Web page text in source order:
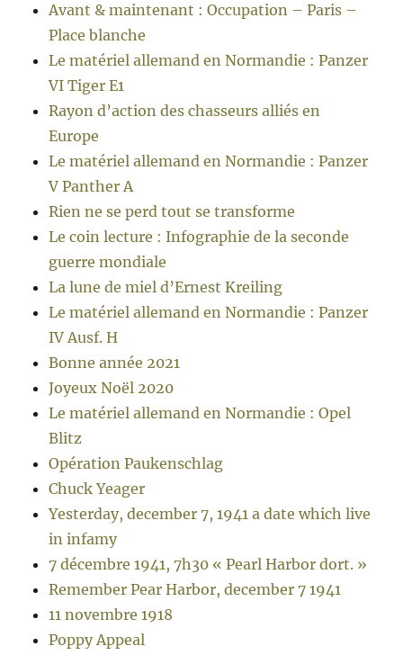
Avant & maintenant : Occupation – Paris –
Place blanche
Le matériel allemand en Normandie : Panzer
VI Tiger E1
Rayon d’action des chasseurs alliés en
Europe
Le matériel allemand en Normandie : Panzer
V Panther A
Rien ne se perd tout se transforme
Le coin lecture : Infographie de la seconde
guerre mondiale
La lune de miel d’Ernest Kreiling
Le matériel allemand en Normandie : Panzer
IV Ausf. H
Bonne année 2021
Joyeux Noël 2020
Le matériel allemand en Normandie : Opel
Blitz
Opération Paukenschlag
Chuck Yeager
Yesterday, december 7, 1941 a date which live
in infamy
7 décembre 1941, 7h30 « Pearl Harbor dort. »
Remember Pear Harbor, december 7 1941
11 novembre 1918
Poppy Appeal